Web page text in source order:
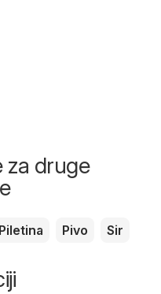
za druge
Piletina Pivo Sir